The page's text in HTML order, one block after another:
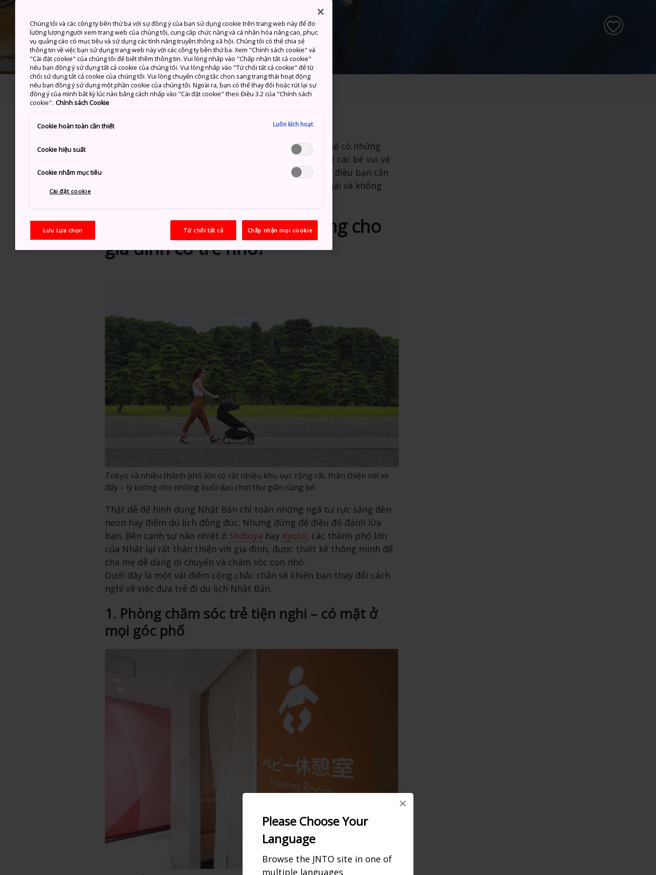
Please Choose Your
Language
Browse the JNTO site in one of
multiple languages
×
TRANG CHỦ Giúp bạn lên kế hoạch Đi du lịch với trẻ em
Nếu bạn đang dự định đưa các bé đến Nhật Bản, hẳn sẽ có những
băn khoăn: Có dễ dàng không? Có đủ hoạt động để giữ các bé vui vẻ
không? Câu trả lời là: Hoàn toàn có! Dưới đây là những điều bạn cần
biết để lên kế hoạch cho một chuyến đi vui vẻ, thoải mái và không
Nhật Bản – điểm đến lý tưởng cho
gia đình có trẻ nhỏ?
Tokyo và nhiều thành phố lớn có rất nhiều khu vực rộng rãi, thân thiện với xe
đẩy – lý tưởng cho những buổi dạo chơi thư giãn cùng bé.
Thật dễ để hình dung Nhật Bản chỉ toàn những ngã tư rực sáng đèn
neon hay điểm du lịch đông đúc. Nhưng đừng để điều đó đánh lừa
bạn. Bên cạnh sự náo nhiệt ở Shibuya hay Kyoto, các thành phố lớn
của Nhật lại rất thân thiện với gia đình, được thiết kế thông minh để
cha mẹ dễ dàng di chuyển và chăm sóc con nhỏ.
Dưới đây là một vài điểm cộng chắc chắn sẽ khiến bạn thay đổi cách
nghĩ về việc đưa trẻ đi du lịch Nhật Bản.
1. Phòng chăm sóc trẻ tiện nghi – có mặt ở
mọi góc phố
Chúng tôi và các công ty bên thứ ba với sự đồng ý của bạn sử dụng cookie trên trang web này để đo
lường lượng người xem trang web của chúng tôi, cung cấp chức năng và cá nhân hóa nâng cao, phục
vụ quảng cáo có mục tiêu và sử dụng các tính năng truyền thông xã hội. Chúng tôi có thể chia sẻ
thông tin về việc bạn sử dụng trang web này với các công ty bên thứ ba. Xem "Chính sách cookie" và
"Cài đặt cookie" của chúng tôi để biết thêm thông tin. Vui lòng nhấp vào "Chấp nhận tất cả cookie"
nếu bạn đồng ý sử dụng tất cả cookie của chúng tôi. Vui lòng nhấp vào "Từ chối tất cả cookie" để từ
chối sử dụng tất cả cookie của chúng tôi. Vui lòng chuyển công tắc chọn sang trạng thái hoạt động
nếu bạn đồng ý sử dụng một phần cookie của chúng tôi. Ngoài ra, bạn có thể thay đổi hoặc rút lại sự
đồng ý của mình bất kỳ lúc nào bằng cách nhấp vào "Cài đặt cookie" theo Điều 3.2 của "Chính sách
cookie". Chính sách Cookie
Cookie hoàn toàn cần thiết Luôn kích hoạt
Cookie hiệu suất
Cookie nhắm mục tiêu
Cài đặt cookie
Lưu Lựa chọn Từ chối tất cả Chấp nhận mọi cookie